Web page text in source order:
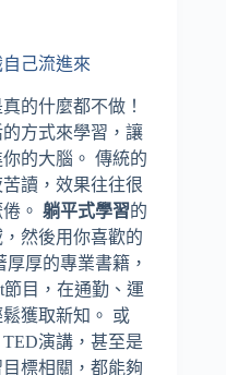
己流進來
的什麼都不做！
方式來學習，讓
的大腦。 傳統的
讀，效果往往很
。 躺平式學習的
然後用你喜歡的
厚的專業書籍，
節目，在通勤、運
獲取新知。 或
演講，甚至是
標相關，都能夠